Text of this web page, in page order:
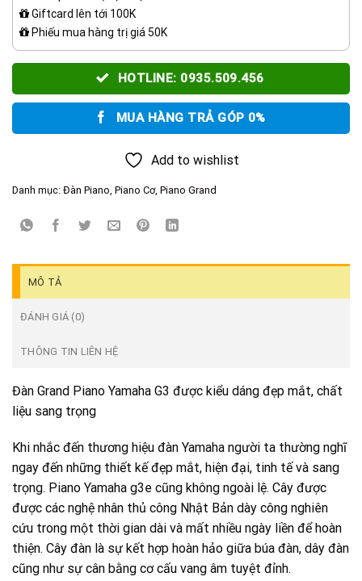
Giftcard lên tới 100K
Phiếu mua hàng trị giá 50K
HOTLINE: 0935.509.456
MUA HÀNG TRẢ GÓP 0%
Add to wishlist
Danh mục: Đàn Piano Piano Cơ, Piano Grand
MÔ TẢ
ĐÁNH GIÁ (0)
THÔNG TIN LIÊN HỆ
Đàn Grand Piano Yamaha G3 được kiểu dáng đẹp mắt, chất
liệu sang trọng
Khi nhắc đến thương hiệu đàn Yamaha người ta thường nghĩ
ngay đến những thiết kế đẹp mắt, hiện đại, tinh tế và sang
trọng. Piano Yamaha g3e cũng không ngoài lệ. Cây được
được các nghệ nhân thủ công Nhật Bản dày công nghiên
cứu trong một thời gian dài và mất nhiều ngày liền để hoàn
thiện. Cây đàn là sự kết hợp hoàn hảo giữa búa đàn, dây đàn
cũng như sự cân bằng cơ cấu vang âm tuyệt đỉnh.